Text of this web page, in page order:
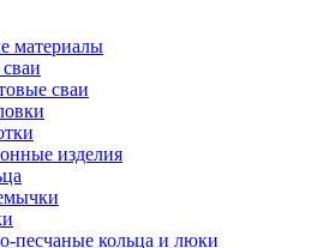
материалы
сваи
изделия
песчаные кольца и люки